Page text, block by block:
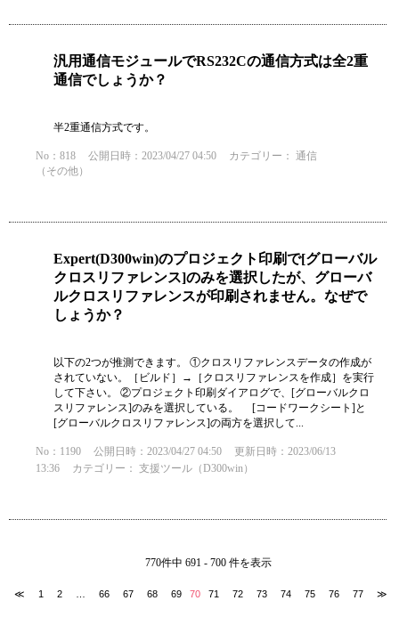
汎用通信モジュールでRS232Cの通信方式は全2重
通信でしょうか？
半2重通信方式です。
No：818 公開日時：2023/04/27 04:50 カテゴリー： 通信
（その他）
Expert(D300win)のプロジェクト印刷で[グローバル
クロスリファレンス]のみを選択したが、グローバ
ルクロスリファレンスが印刷されません。なぜで
しょうか？
以下の2つが推測できます。 ①クロスリファレンスデータの作成が
されていない。［ビルド］→［クロスリファレンスを作成］を実行
して下さい。 ②プロジェクト印刷ダイアログで、[グローバルクロ
スリファレンス]のみを選択している。 [コードワークシート]と
[グローバルクロスリファレンス]の両方を選択して...
No：1190 公開日時：2023/04/27 04:50
更新日時：2023/06/13
13:36
カテゴリー： 支援ツール（D300win）
770件中 691 - 700 件を表示
≪ 1 2 66 67 68 69 70 71 72 73 74 75 76 77 ≫